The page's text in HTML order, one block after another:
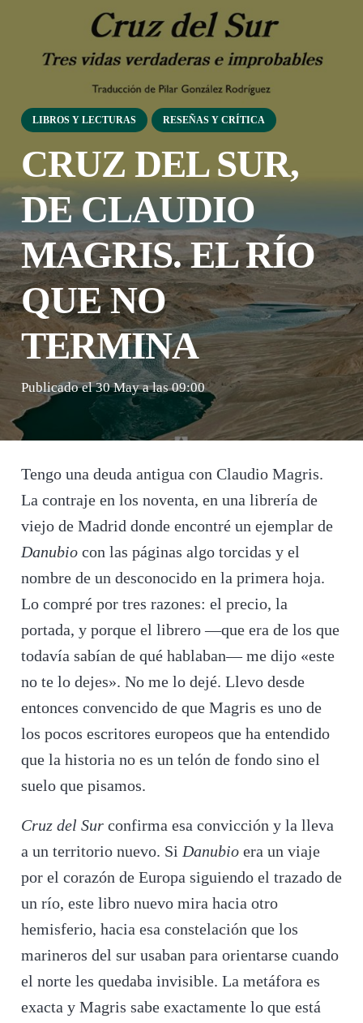
LIBROS Y LECTURAS RESEÑAS Y CRÍTICA
CRUZ DEL SUR,
DE CLAUDIO
MAGRIS. EL RÍO
QUE NO
TERMINA
Publicado el30 May a las 09:00
Tengo una deuda antigua con Claudio Magris.
La contraje en los noventa, en una librería de
viejo de Madrid donde encontré un ejemplar de
Danubiocon las páginas algo torcidas y el
nombre de un desconocido en la primera hoja.
Lo compré por tres razones: el precio, la
portada, y porque el librero —que era de los que
todavía sabían de qué hablaban— me dijo «este
no te lo dejes». No me lo dejé. Llevo desde
entonces convencido de que Magris es uno de
los pocos escritores europeos que ha entendido
que la historia no es un telón de fondo sino el
suelo que pisamos.
Cruz del Surconfirma esa convicción y la lleva
a un territorio nuevo. Si Danubioera un viaje
por el corazón de Europa siguiendo el trazado de
un río, este libro nuevo mira hacia otro
hemisferio, hacia esa constelación que los
marineros del sur usaban para orientarse cuando
el norte les quedaba invisible. La metáfora es
exacta y Magris sabe exactamente lo que está